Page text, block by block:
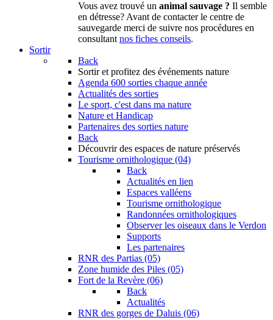
Vous avez trouvé un animal sauvage ? Il semble
en détresse? Avant de contacter le centre de
sauvegarde merci de suivre nos procédures en
consultant nos fiches conseils.
Sortir
Back
Sortir et profitez des événements nature
Agenda 600 sorties chaque année
Actualités des sorties
Le sport, c'est dans ma nature
Nature et Handicap
Partenaires des sorties nature
Back
Découvrir des espaces de nature préservés
Tourisme ornithologique (04)
Back
Actualités en lien
Espaces valléens
Tourisme ornithologique
Randonnées ornithologiques
Observer les oiseaux dans le Verdon
Supports
Les partenaires
RNR des Partias (05)
Zone humide des Piles (05)
Fort de la Revère (06)
Back
Actualités
RNR des gorges de Daluis (06)